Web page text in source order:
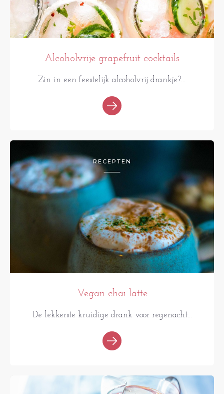
Alcoholvrije grapefruit cocktails
Zin in een feestelijk alcoholvrij drankje?...
RECEPTEN
Vegan chai latte
De lekkerste kruidige drank voor regenacht...